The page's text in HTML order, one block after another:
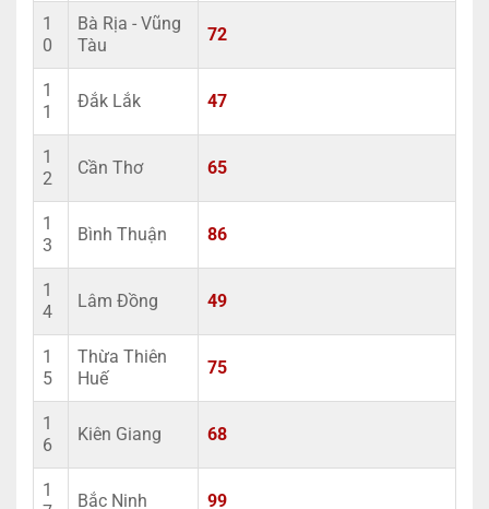
1
0
Bà Rịa - Vũng
Tàu
72
1
1
Đắk Lắk 47
1
2
Cần Thơ 65
1
3
Bình Thuận 86
1
4
Lâm Đồng 49
1
5
Thừa Thiên
Huế
75
1
6
Kiên Giang 68
1
Bắc Ninh 99